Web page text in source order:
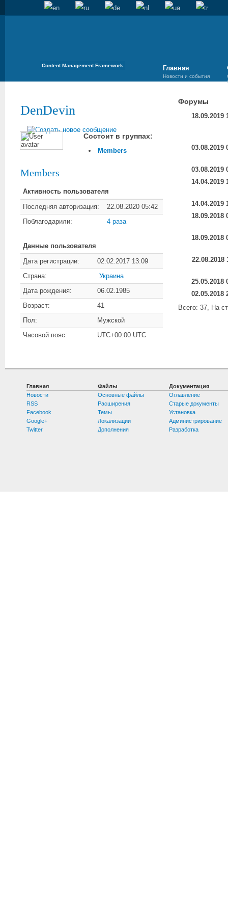
Content Management Framework Главная
Новости и события
DenDevin
Состоит в группах:
Members
Members
Активность пользователя
Последняя авторизация:
22.08.2020 05:42
Поблагодарили:
4 раза
Данные пользователя
Дата регистрации:
02.02.2017 13:09
Страна:
Украина
Дата рождения:
06.02.1985
Возраст:
41
Пол:
Мужской
Часовой пояс:
UTC+00:00 UTC
Форумы
18.09.2019
03.08.2019
03.08.2019
14.04.2019
14.04.2019
18.09.2018
18.09.2018
22.08.2018
25.05.2018
02.05.2018
Всего: 37, На
Главная
Новости
RSS
Facebook
Google+
Twitter
Файлы
Основные файлы
Расширения
Темы
Локализации
Дополнения
Документация
Оглавление
Старые документы
Установка
Администрирование
Разработка